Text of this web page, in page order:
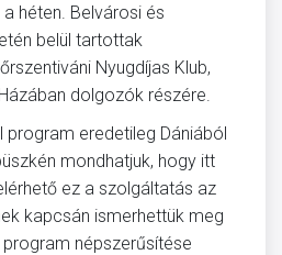
héten. Belvárosi és
belül tartottak
Nyugdíjas Klub,
dolgozók részére.
program eredetileg Dániából
mondhatjuk, hogy itt
ez a szolgáltatás az
kapcsán ismerhettük meg
népszerűsítése